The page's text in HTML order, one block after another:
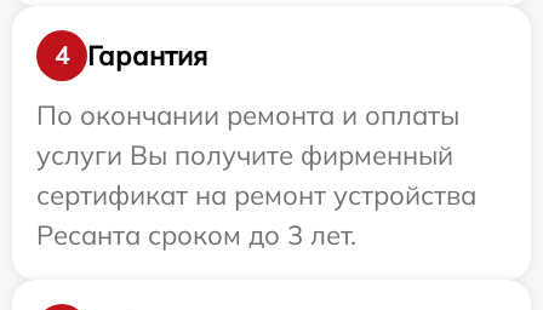
4
Гарантия
По окончании ремонта и оплаты
услуги Вы получите фирменный
сертификат на ремонт устройства
Ресанта сроком до 3 лет.